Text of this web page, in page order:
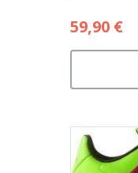
59,90 €